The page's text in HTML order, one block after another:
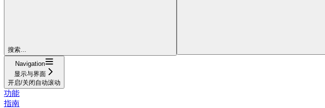
搜索...
Navigation
显示与界面
开启/关闭自动滚动
功能
指南